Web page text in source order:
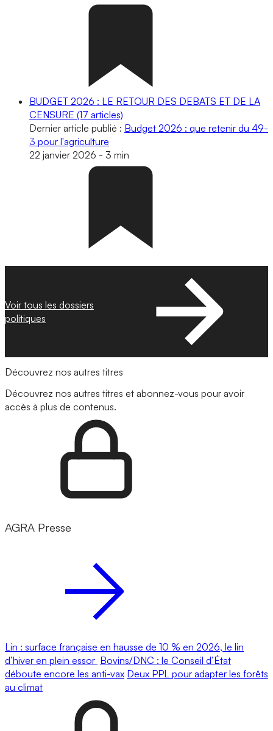
BUDGET 2026 : LE RETOUR DES DEBATS ET DE LA
CENSURE (17 articles)
Dernier article publié : Budget 2026 : que retenir du 49-
3 pour l'agriculture
22 janvier 2026 - 3 min
Voir tous les dossiers
politiques
Découvrez nos autres titres
Découvrez nos autres titres et abonnez-vous pour avoir
accès à plus de contenus.
AGRA Presse
Lin : surface française en hausse de 10 % en 2026, le lin
d’hiver en plein essor Bovins/DNC : le Conseil d’État
déboute encore les anti-vax Deux PPL pour adapter les forêts
au climat